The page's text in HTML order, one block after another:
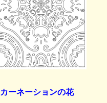
カーネーションの花